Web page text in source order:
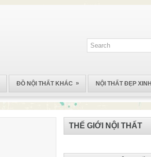
ĐỒ NỘI THẤT KHÁC » NỘI THẤT ĐẸP XINH
THẾ GIỚI NỘI THẤT